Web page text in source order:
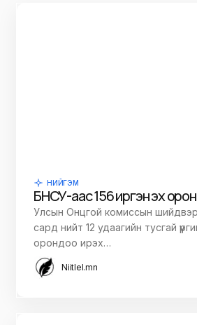
НИЙГЭМ
БНСУ-аас 156 иргэн эх
Улсын Онцгой комиссын
сард нийт 12 удаагийн тусгай
орондоо ирэх…
Niitlel.mn